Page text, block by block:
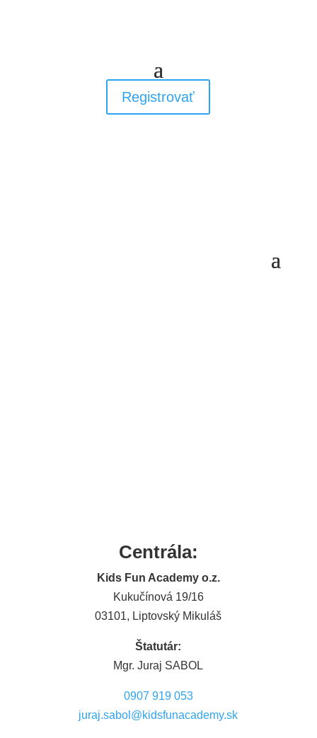
Registrovať
Centrála:
Kids Fun Academy o.z.
Kukučínová 19/16
03101, Liptovský Mikuláš
Štatutár:
Mgr. Juraj SABOL
0907 919 053
juraj.sabol@kidsfunacademy.sk